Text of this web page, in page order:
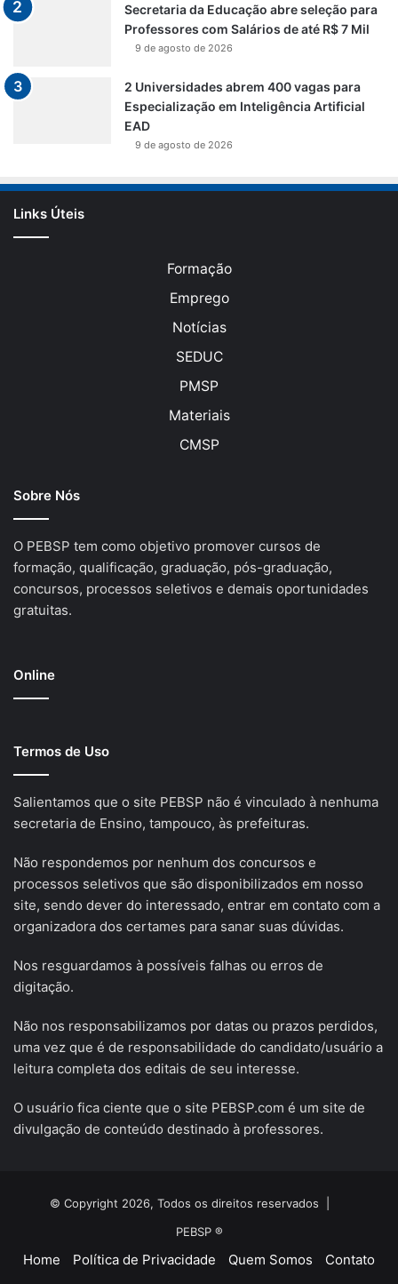
Secretaria da Educação abre seleção para
Professores com Salários de até R$ 7 Mil
9 de agosto de 2026
2 Universidades abrem 400 vagas para
Especialização em Inteligência Artificial
EAD
9 de agosto de 2026
Links Úteis
Formação
Emprego
Notícias
SEDUC
PMSP
Materiais
CMSP
Sobre Nós
O PEBSP tem como objetivo promover cursos de
formação, qualificação, graduação, pós-graduação,
concursos, processos seletivos e demais oportunidades
gratuitas.
Online
Termos de Uso
Salientamos que o site PEBSP não é vinculado à nenhuma
secretaria de Ensino, tampouco, às prefeituras.
Não respondemos por nenhum dos concursos e
processos seletivos que são disponibilizados em nosso
site, sendo dever do interessado, entrar em contato com a
organizadora dos certames para sanar suas dúvidas.
Nos resguardamos à possíveis falhas ou erros de
digitação.
Não nos responsabilizamos por datas ou prazos perdidos,
uma vez que é de responsabilidade do candidato/usuário a
leitura completa dos editais de seu interesse.
O usuário fica ciente que o site PEBSP.com é um site de
divulgação de conteúdo destinado à professores.
© Copyright 2026, Todos os direitos reservados |
PEBSP ®
Home Política de Privacidade Quem Somos Contato